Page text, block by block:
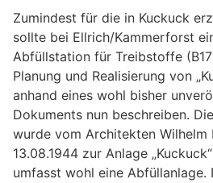
Zumindest für die in Kuckuck
sollte bei Ellrich/Kammerforst
Abfüllstation für Treibstoffe
Planung und Realisierung von
anhand eines wohl bisher
Dokuments nun beschreiben.
wurde vom Architekten Wilhelm
13.08.1944 zur Anlage
umfasst wohl eine Abfüllanlage.